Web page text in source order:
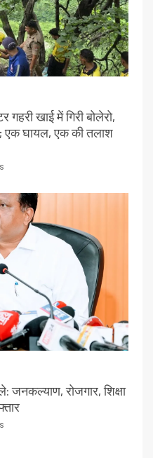
गहरी खाई में गिरी बोलेरो,
एक घायल, एक की तलाश
जनकल्याण, रोजगार, शिक्षा